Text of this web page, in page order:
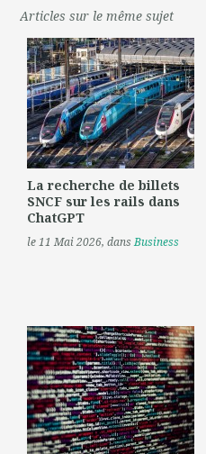
Articles sur le même sujet
La recherche de billets
SNCF sur les rails dans
ChatGPT
le 11 Mai 2026, dansBusiness